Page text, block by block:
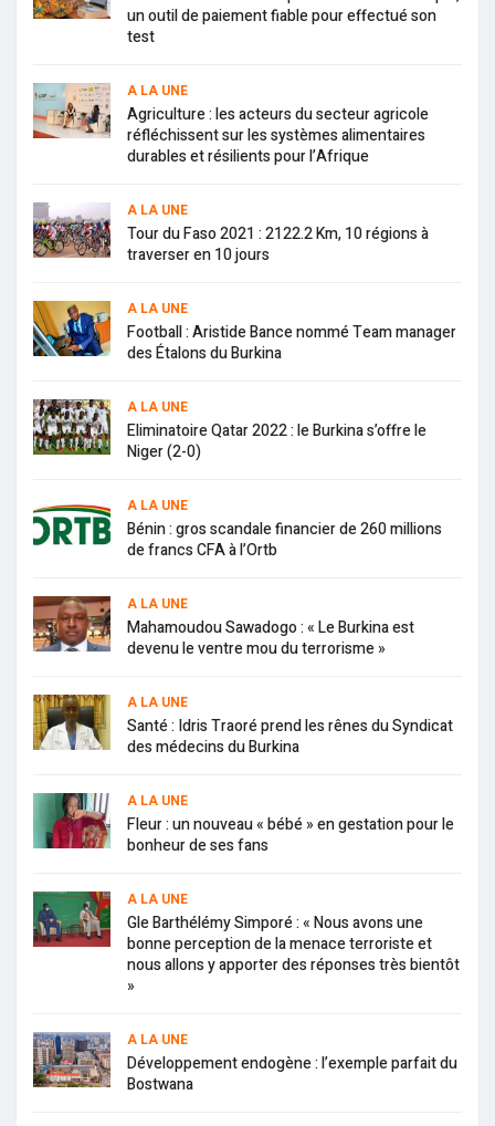
un outil de paiement fiable pour effectué son
test
A LA UNE
Agriculture : les acteurs du secteur agricole
réfléchissent sur les systèmes alimentaires
durables et résilients pour l’Afrique
A LA UNE
Tour du Faso 2021 : 2122.2 Km, 10 régions à
traverser en 10 jours
A LA UNE
Football : Aristide Bance nommé Team manager
des Étalons du Burkina
A LA UNE
Eliminatoire Qatar 2022 : le Burkina s’offre le
Niger (2-0)
A LA UNE
Bénin : gros scandale financier de 260 millions
de francs CFA à l’Ortb
A LA UNE
Mahamoudou Sawadogo : « Le Burkina est
devenu le ventre mou du terrorisme »
A LA UNE
Santé : Idris Traoré prend les rênes du Syndicat
des médecins du Burkina
A LA UNE
Fleur : un nouveau « bébé » en gestation pour le
bonheur de ses fans
A LA UNE
Gle Barthélémy Simporé : « Nous avons une
bonne perception de la menace terroriste et
nous allons y apporter des réponses très bientôt
»
A LA UNE
Développement endogène : l’exemple parfait du
Bostwana